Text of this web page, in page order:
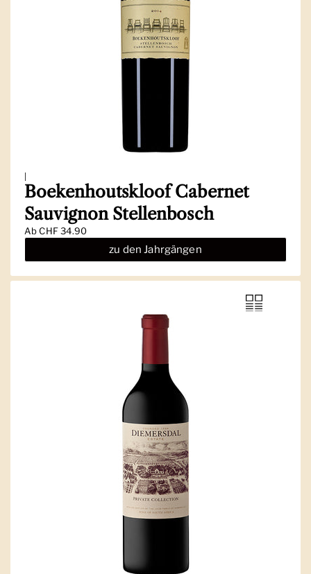
|
Boekenhoutskloof Cabernet
Sauvignon Stellenbosch
AbCHF 34.90
zu den Jahrgängen